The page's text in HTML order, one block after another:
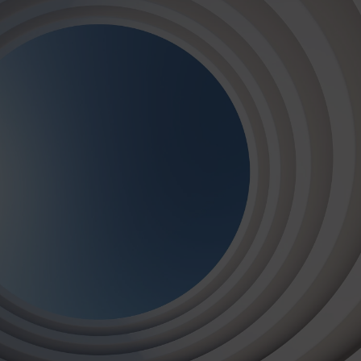
alergików.
Szybka wysyłka i prosty montaż
zamówienia.